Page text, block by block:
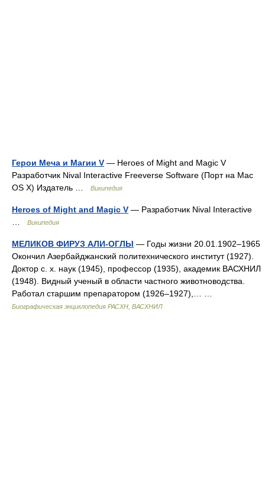
Герои Меча и Магии V — Heroes of Might and Magic V
Разработчик Nival Interactive Freeverse Software (Порт на Mac
OS X) Издатель …
Википедия
Heroes of Might and Magic V — Разработчик Nival Interactive
Википедия
МЕЛИКОВ ФИРУЗ АЛИ-ОГЛЫ — Годы жизни 20.01.1902–1965
Окончил Азербайджанский политехнического институт (1927).
Доктор с. х. наук (1945), профессор (1935), академик ВАСХНИЛ
(1948). Видный ученый в области частного животноводства.
Работал старшим препаратором (1926–1927),… …
Биографическая энциклопедия РАСХН, ВАСХНИЛ